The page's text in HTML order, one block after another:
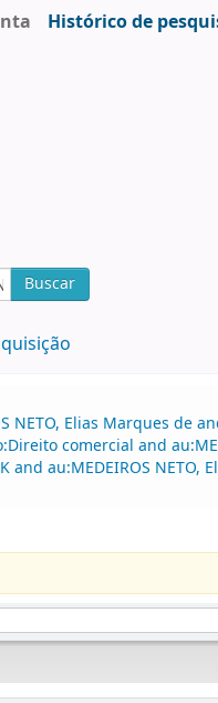
Histórico de
Buscar
NETO, Elias Marques de
comercial and
au:MEDEIROS NETO,